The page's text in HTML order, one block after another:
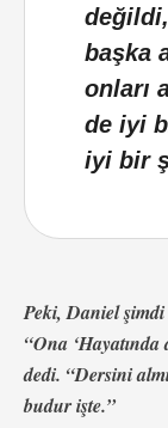
değildi,
başka
onları
de iyi
iyi bir
Peki, Daniel
“Ona ‘Hayatında
dedi. “Dersini
budur işte.”